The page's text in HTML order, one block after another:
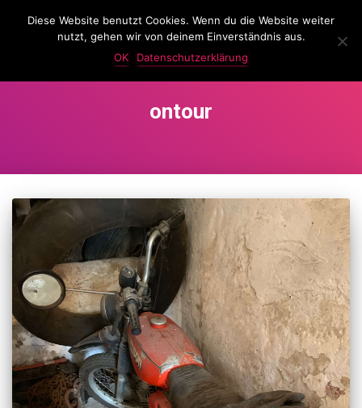
LassKnattern
ontour
Diese Website benutzt Cookies. Wenn du die Website weiter
nutzt, gehen wir von deinem Einverständnis aus.
OK
Datenschutzerklärung